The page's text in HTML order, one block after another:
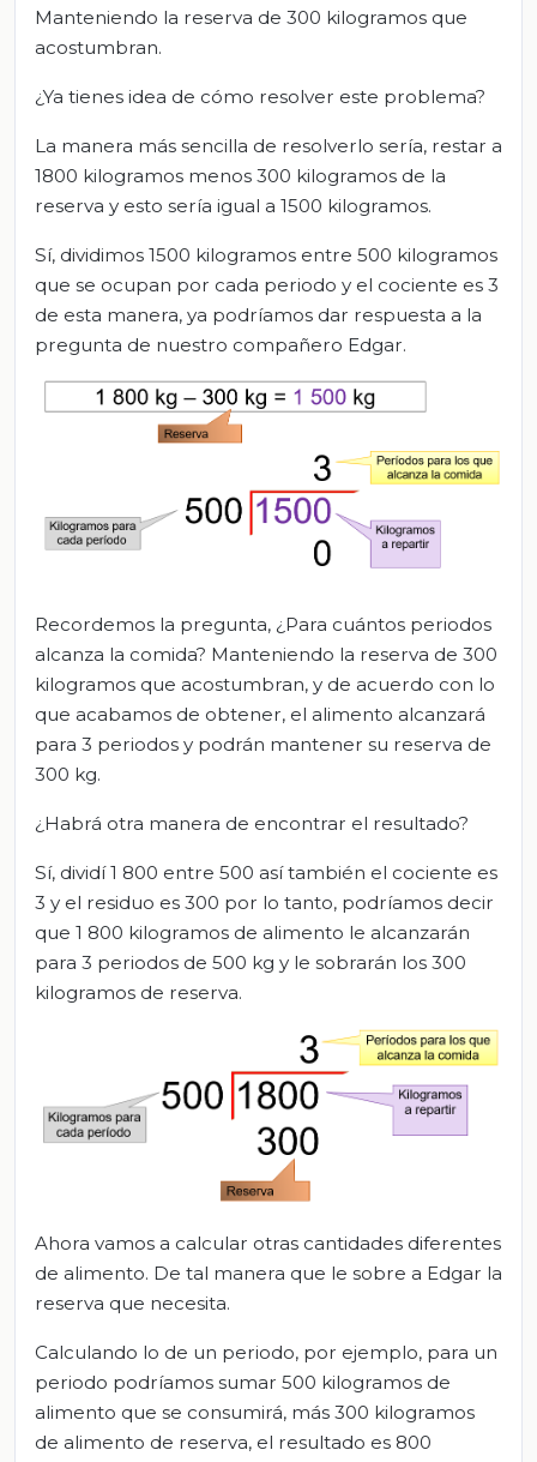
Manteniendo la reserva de 300 kilogramos que
acostumbran.
¿Ya tienes idea de cómo resolver este problema?
La manera más sencilla de resolverlo sería, restar a
1800 kilogramos menos 300 kilogramos de la
reserva y esto sería igual a 1500 kilogramos.
Sí, dividimos 1500 kilogramos entre 500 kilogramos
que se ocupan por cada periodo y el cociente es 3
de esta manera, ya podríamos dar respuesta a la
pregunta de nuestro compañero Edgar.
Recordemos la pregunta, ¿Para cuántos periodos
alcanza la comida? Manteniendo la reserva de 300
kilogramos que acostumbran, y de acuerdo con lo
que acabamos de obtener, el alimento alcanzará
para 3 periodos y podrán mantener su reserva de
300 kg.
¿Habrá otra manera de encontrar el resultado?
Sí, dividí 1 800 entre 500 así también el cociente es
3 y el residuo es 300 por lo tanto, podríamos decir
que 1 800 kilogramos de alimento le alcanzarán
para 3 periodos de 500 kg y le sobrarán los 300
kilogramos de reserva.
Ahora vamos a calcular otras cantidades diferentes
de alimento. De tal manera que le sobre a Edgar la
reserva que necesita.
Calculando lo de un periodo, por ejemplo, para un
periodo podríamos sumar 500 kilogramos de
alimento que se consumirá, más 300 kilogramos
de alimento de reserva, el resultado es 800